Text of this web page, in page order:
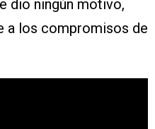
dio ningún motivo,
a los compromisos de